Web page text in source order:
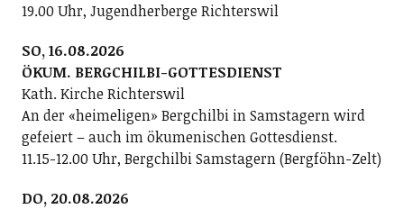
19.00 Uhr, Jugendherberge Richterswil
SO, 16.08.2026
ÖKUM. BERGCHILBI-GOTTESDIENST
Kath. Kirche Richterswil
An der «heimeligen» Bergchilbi in Samstagern wird
gefeiert – auch im ökumenischen Gottesdienst.
11.15-12.00 Uhr, Bergchilbi Samstagern (Bergföhn-Zelt)
DO, 20.08.2026